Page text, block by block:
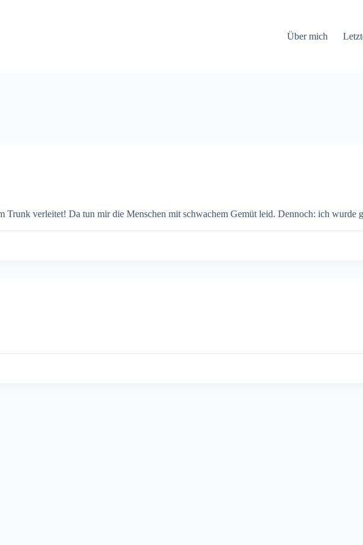
Über mich
Trunk verleitet! Da tun mir die Menschen mit schwachem Gemüt leid. Dennoch: ich wurde